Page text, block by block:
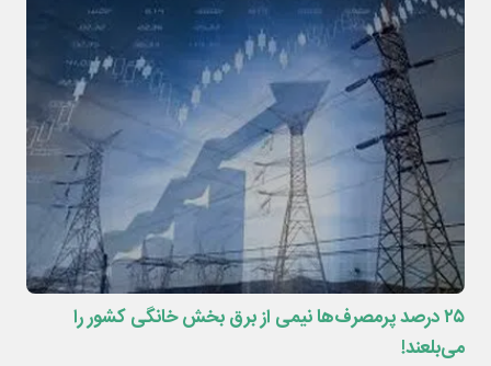
۲۵ درصد پرمصرف‌ها نیمی از برق بخش خانگی کشور را
می‌بلعند!